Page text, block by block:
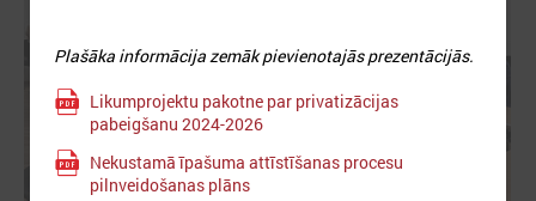
Plašāka informācija zemāk pievienotajās prezentācijās.
Likumprojektu pakotne par privatizācijas
pabeigšanu 2024-2026
Nekustamā īpašuma attīstīšanas procesu
pilnveidošanas plāns